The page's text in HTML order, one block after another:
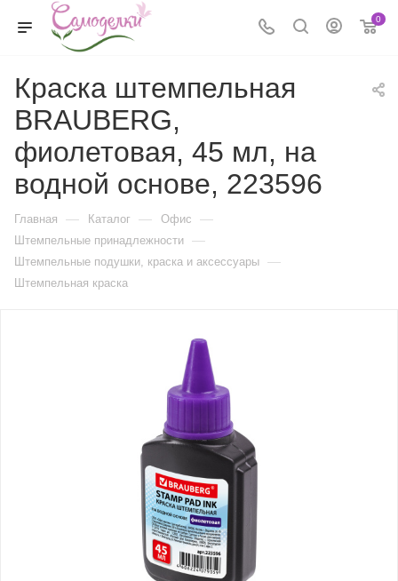
0
Краска штемпельная
BRAUBERG,
фиолетовая, 45 мл, на
водной основе, 223596
Главная — Каталог — Офис —
Штемпельные принадлежности —
Штемпельные подушки, краска и аксессуары —
Штемпельная краска